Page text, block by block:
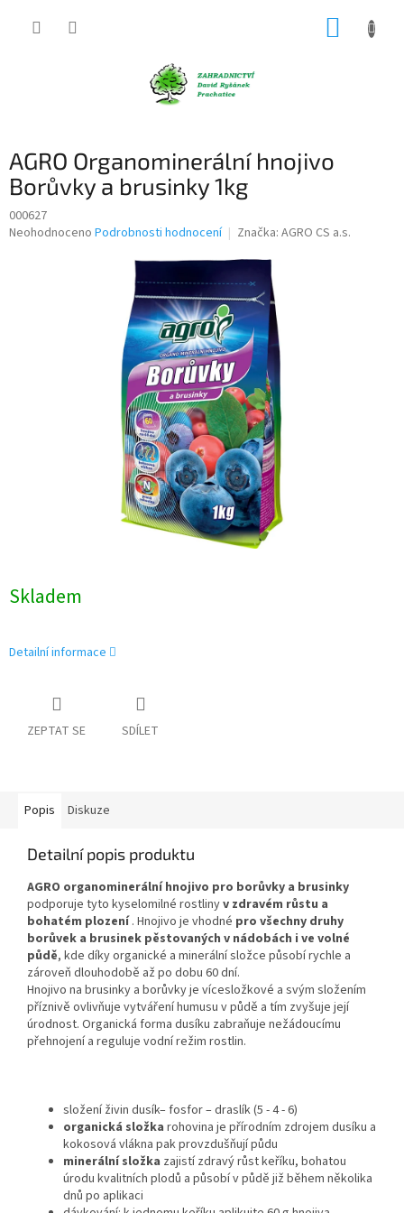
AGRO Organominerální hnojivo
Borůvky a brusinky 1kg
000627
Průměrné
Neohodnoceno Podrobnosti hodnocení Značka: AGRO CS a.s.
Skladem
Detailní informace
ZEPTAT SE SDÍLET
Popis Diskuze
Detailní popis produktu
AGRO organominerální hnojivo pro borůvky a brusinky
podporuje tyto kyselomilné rostlinyv zdravém růstu a
bohatém plození. Hnojivo je vhodné pro všechny druhy
borůvek a brusinek pěstovaných v nádobách i ve volné
půdě, kde díky organické a minerální složce působí rychle a
zároveň dlouhodobě až po dobu 60 dní.
Hnojivo na brusinky a borůvky je vícesložkové a svým složením
příznivě ovlivňuje vytváření humusu v půdě a tím zvyšuje její
úrodnost. Organická forma dusíku zabraňuje nežádoucímu
přehnojení a reguluje vodní režim rostlin.
složení živin dusík– fosfor – draslík (5 - 4 - 6)
organická složka rohovina je přírodním zdrojem dusíku a
kokosová vlákna pak provzdušňují půdu
minerální složka zajistí zdravý růst keříku, bohatou
úrodu kvalitních plodů a působí v půdě již během několika
dnů po aplikaci